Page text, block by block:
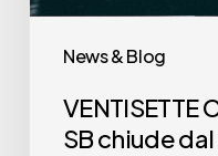
News & Blog
agosto.
VENTISETTE
SB chiude